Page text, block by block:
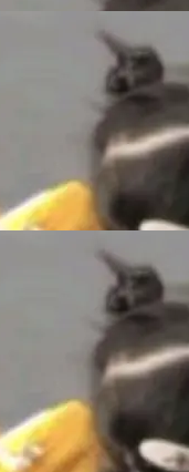
发
基百
内
站
无论
更
R
、
文
绕三
一
支